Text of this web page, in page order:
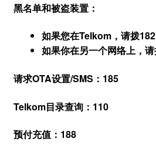
黑名单和被盗装置：
如果您在Telkom，请拨182
如果你在另一个网络上，
请求OTA设置/SMS：185
Telkom目录查询：110
预付充值：188